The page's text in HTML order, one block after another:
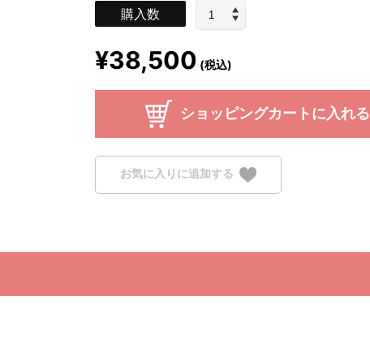
購入数
¥38,500 (税込)
ショッピングカートに入れる
お気に入りに追加する